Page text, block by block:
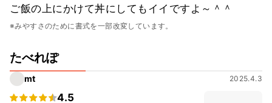
ご飯の上にかけて丼にしてもイイですよ～＾＾
※みやすさのために書式を一部改変しています。
たべれぽ
mt 2025.4.3
4.5